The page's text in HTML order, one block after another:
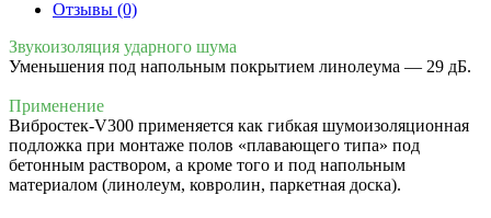
Отзывы (0)
Звукоизоляция ударного шума
Уменьшения под напольным покрытием линолеума — 29 дБ.
Применение
Вибростек-V300 применяется как гибкая шумоизоляционная
подложка при монтаже полов «плавающего типа» под
бетонным раствором, а кроме того и под напольным
материалом (линолеум, ковролин, паркетная доска).